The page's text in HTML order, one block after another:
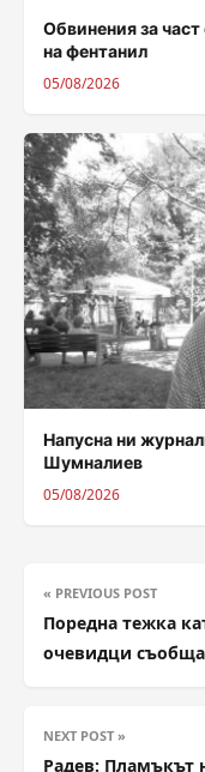
Обвинения за
на фентанил
05/08/2026
Напусна ни
Шумналиев
05/08/2026
« PREVIOUS POST
Поредна тежка
очевидци
NEXT POST »
Радев: Пламъкът